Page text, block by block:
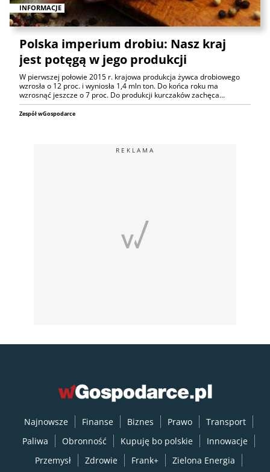
INFORMACJE
Polska imperium drobiu: Nasz kraj
jest potęgą w jego produkcji
W pierwszej połowie 2015 r. krajowa produkcja żywca drobiowego
wzrosła o 12 proc. i wyniosła 1,4 mln ton. Do końca roku ma
wzrosnąć jeszcze o 7 proc. Do produkcji kurczaków zachęca…
Zespół wGospodarce
REKLAMA
Najnowsze Finanse Biznes Prawo
Transport
Paliwa
Obronność Kupuję bo polskie
Innowacje
Przemysł
Zdrowie Frank+ Zielona Energia